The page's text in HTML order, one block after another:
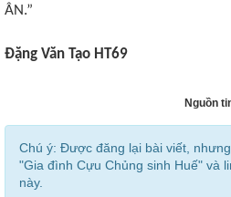
ÂN.”
Đặng Văn Tạo HT69
Nguồn
Chú ý: Được đăng lại bài viết,
"Gia đình Cựu Chủng sinh Huế" và
này.